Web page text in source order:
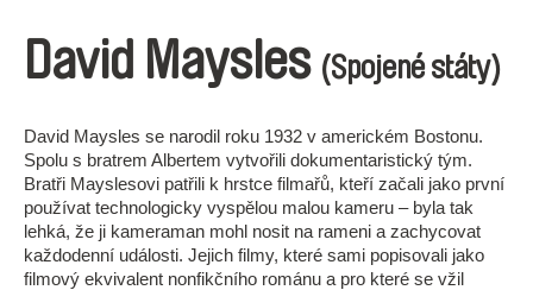
David Maysles (Spojené státy)
David Maysles se narodil roku 1932 v americkém Bostonu.
Spolu s bratrem Albertem vytvořili dokumentaristický tým.
Bratři Mayslesovi patřili k hrstce filmařů, kteří začali jako první
používat technologicky vyspělou malou kameru – byla tak
lehká, že ji kameraman mohl nosit na rameni a zachycovat
každodenní události. Jejich filmy, které sami popisovali jako
filmový ekvivalent nonfikčního románu a pro které se vžil